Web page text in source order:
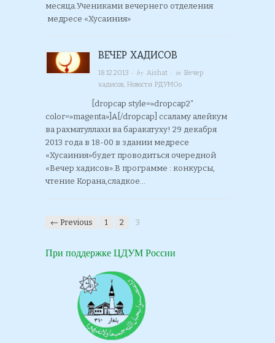
месяца.Учениками вечернего отделения
медресе «Хусаиния»
ВЕЧЕР ХАДИСОВ
18.12.2013 · byAishat · inВечер
хадисов,Новости РДУМОо
[dropcap style=»dropcap2″
color=»magenta»]А[/dropcap] ссаламу алейкум
ва рахматуллахи ва баракатуху! 29 декабря
2013 года в 18-00 в здании медресе
«Хусаиния»будет проводиться очередной
«Вечер хадисов».В программе : конкурсы,
чтение Корана,сладкое…
← Previous 1 2 3
При поддержке ЦДУМ России